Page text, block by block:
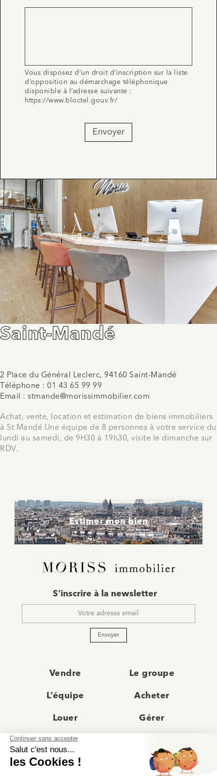
Vous disposez d’un droit d’inscription sur la liste
d’opposition au démarchage téléphonique
disponible à l’adresse suivante :
https://www.bloctel.gouv.fr/
Envoyer
Saint-Mandé
2 Place du Général Leclerc, 94160 Saint-Mandé
Téléphone : 01 43 65 99 99
Email : stmande@morissimmobilier.com
Achat, vente, location et estimation de biens immobiliers
à St Mandé Une équipe de 8 personnes à votre service du
lundi au samedi, de 9H30 à 19h30, visite le dimanche sur
RDV.
Estimer mon bien
mail
S'inscrire à la newsletter
Envoyer
Vendre Le groupe
L’équipe Acheter
Louer Gérer
Actualités
Recrutement Avis clients